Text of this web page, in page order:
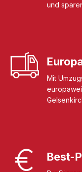
und
Mit
Best-